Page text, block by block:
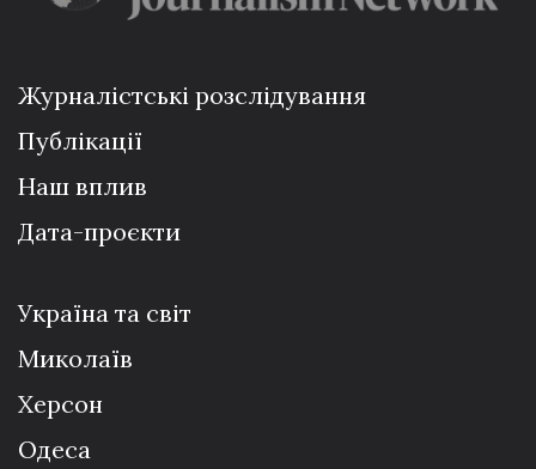
Журналістські розслідування
Публікації
Наш вплив
Дата-проєкти
Україна та світ
Миколаїв
Херсон
Одеса